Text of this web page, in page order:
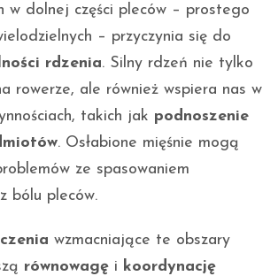
w dolnej części pleców – prostego
– przyczynia się do
rdzenia. Silny rdzeń nie tylko
rowerze, ale również wspiera nas w
takich jak podnoszenie
. Osłabione mięśnie mogą
ze spasowaniem
bólu pleców.
wzmacniające te obszary
równowagę i koordynację